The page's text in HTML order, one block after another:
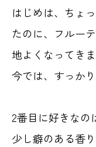
はじめは、ちょ
たのに、フルー
地よくなってきま
今では、すっかり
2番目に好きなの
少し癖のある香